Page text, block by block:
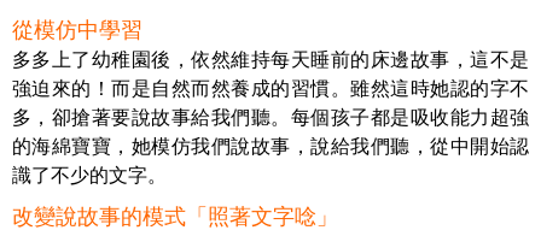
從模仿中學習
多多上了幼稚園後，依然維持每天睡前的床邊故事，這不是
強迫來的！而是自然而然養成的習慣。雖然這時她認的字不
多，卻搶著要說故事給我們聽。每個孩子都是吸收能力超強
的海綿寶寶，她模仿我們說故事，說給我們聽，從中開始認
識了不少的文字。
改變說故事的模式「照著文字唸」